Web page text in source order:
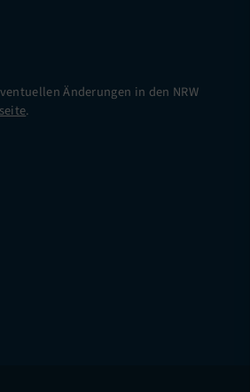
Änderungen in den NRW
.